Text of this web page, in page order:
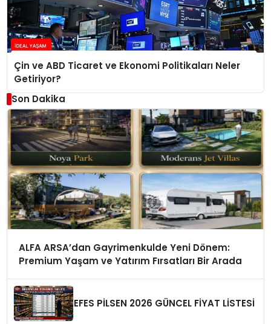
Çin ve ABD Ticaret ve Ekonomi Politikaları Neler
Getiriyor?
Son Dakika
ALFA ARSA’dan Gayrimenkulde Yeni Dönem:
Premium Yaşam ve Yatırım Fırsatları Bir Arada
EFES PİLSEN 2026 GÜNCEL FİYAT LİSTESİ